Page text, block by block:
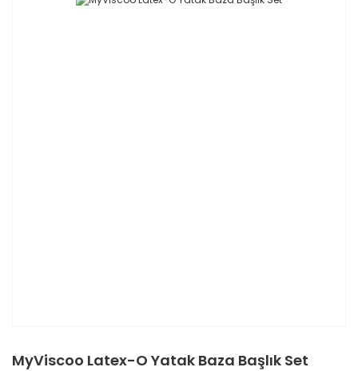
MyViscoo Latex-O Yatak Baza Başlık Set